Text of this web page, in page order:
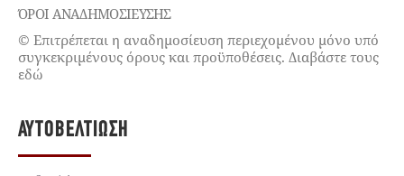
ΌΡΟΙ ΑΝΑΔΗΜΟΣΙΕΥΣΗΣ
© Επιτρέπεται η αναδημοσίευση περιεχομένου μόνο υπό
συγκεκριμένους όρους και προϋποθέσεις. Διαβάστε τους
εδώ
ΑΥΤΟΒΕΛΤΊΩΣΗ